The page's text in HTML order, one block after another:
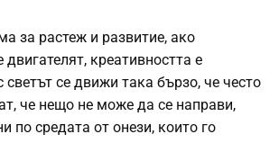
за растеж и развитие, ако
креативността е
се движи така бързо, че често
че нещо не може да се направи,
по средата от онези, които го